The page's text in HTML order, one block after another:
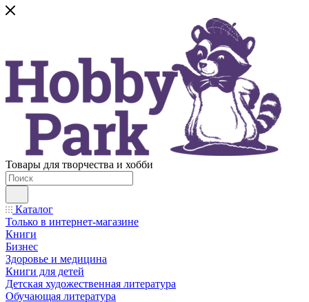
Товары для творчества и хобби
Каталог
Только в интернет-магазине
Книги
Бизнес
Здоровье и медицина
Книги для детей
Детская художественная литература
Обучающая литература